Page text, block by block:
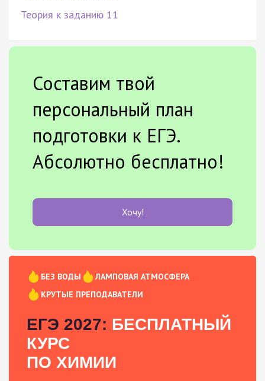
Теория к заданию 11
Составим твой
персональный план
подготовки к ЕГЭ.
Абсолютно бесплатно!
Хочу!
БЕЗ ВОДЫ
ЛАМПОВАЯ АТМОСФЕРА
КРУТЫЕ ПРЕПОДАВАТЕЛИ
ЕГЭ 2027: БЕСПЛАТНЫЙ
КУРС
ПО ХИМИИ